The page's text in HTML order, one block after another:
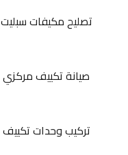
تصليح مكيفات سبليت
صيانة تكييف مركزي
تركيب وحدات تكييف